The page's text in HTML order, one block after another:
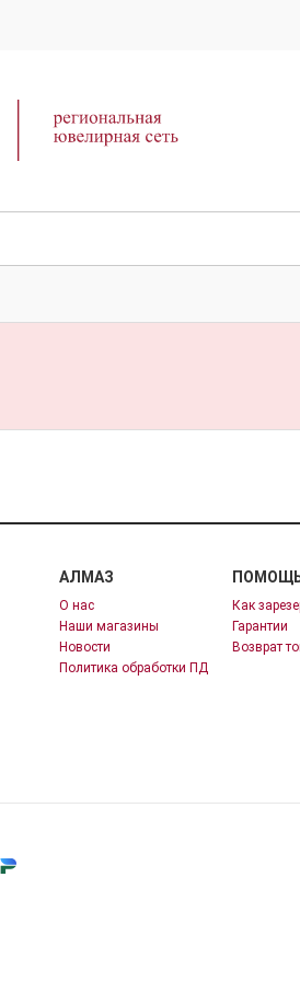
АЛМАЗ
О нас
Наши магазины
Новости
Политика обработки ПД
Как
Гарантии
Возврат